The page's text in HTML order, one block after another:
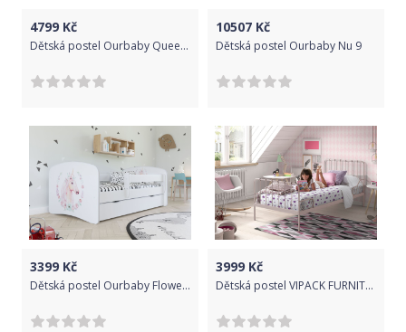
4799 Kč
Dětská postel Ourbaby Queen růžová 160x80 cm
10507 Kč
Dětská postel Ourbaby Nu 9
3399 Kč
Dětská postel Ourbaby Flowery Unicorn 180x80 cm
3999 Kč
Dětská postel VIPACK FURNITURE Alice růžová 200x90 cm